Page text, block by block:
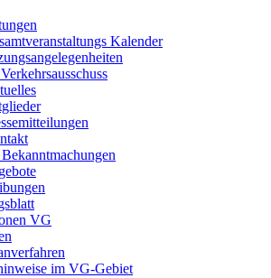
Kalender
VG
im VG-Gebiet